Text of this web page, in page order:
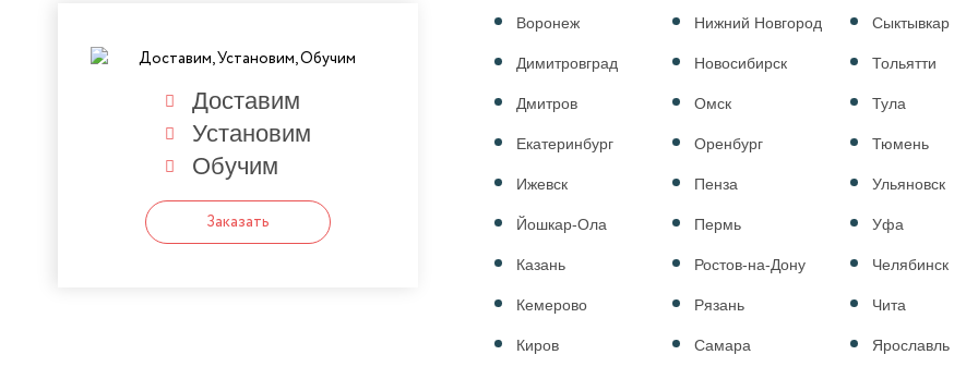
Доставим
Установим
Обучим
Заказать
Воронеж
Димитровград
Дмитров
Екатеринбург
Ижевск
Йошкар-Ола
Казань
Кемерово
Киров
Нижний Новгород
Новосибирск
Омск
Оренбург
Пенза
Пермь
Ростов-на-Дону
Рязань
Самара
Сыктывкар
Тольятти
Тула
Тюмень
Ульяновск
Уфа
Челябинск
Чита
Ярославль